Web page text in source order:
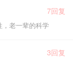
7回复
老一辈的科学
3回复